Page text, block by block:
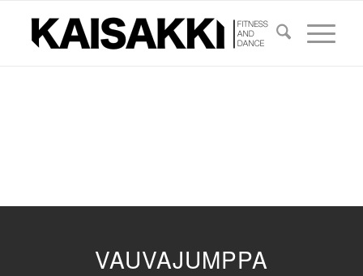
VAUVAJUMPPA